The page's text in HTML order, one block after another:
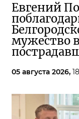
Евгений
мужество
05 августа 2026,